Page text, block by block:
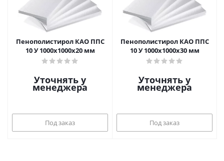
Пенополистирол КАО ППС
10 У 1000х1000х20 мм
Уточнять у
менеджера
Под заказ
Пенополистирол КАО ППС
10 У 1000х1000х30 мм
Уточнять у
менеджера
Под заказ